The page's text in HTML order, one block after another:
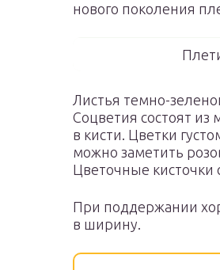
нового поколения
Листья темно-
Соцветия состоят из
в кисти. Цветки
можно заметить
Цветочные кисточки
При поддержании
в ширину.